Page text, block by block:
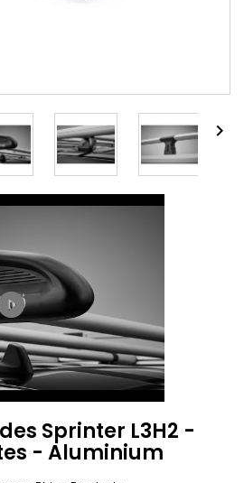

Sprinter L3H2 -
- Aluminium